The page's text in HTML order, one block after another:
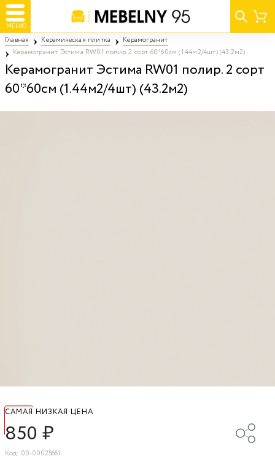
МЕНЮ
Главная Керамическая плитка
Керамогранит
Керамогранит Эстима RW01 полир. 2 сорт 60*60см (1.44м2/4шт) (43.2м2)
Керамогранит Эстима RW01 полир. 2 сорт
60*60см (1.44м2/4шт) (43.2м2)
САМАЯ НИЗКАЯ ЦЕНА
850 ₽
Код: 00-00025661